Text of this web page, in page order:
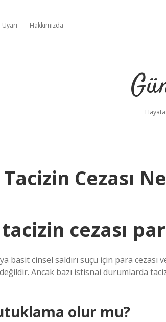
Hakkımızda
Cezası
cezası
basit cinsel saldırı suçu için para
Ancak bazı istisnai durumlarda
olur mu?